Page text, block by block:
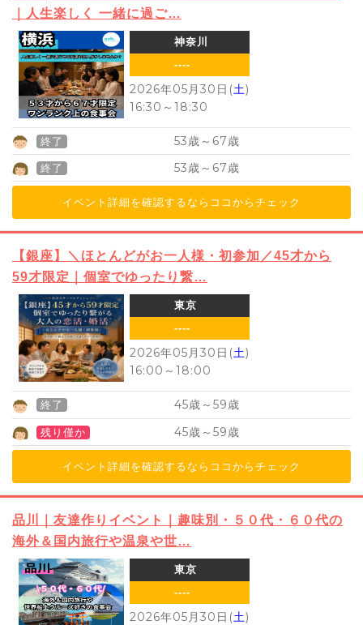
｜人生楽しく 一緒に過ご…
神奈川
----
2026年05月30日(土)
16:30 ～ 18:30
終了 53歳～ 67歳
終了 53歳～ 67歳
イベント詳細を確認するならココからチェック
【銀座】＼ほとんどがお一人様・初参加／45才から
59才限定｜個室でゆったり繋…
東京
----
2026年05月30日(土)
16:00 ～ 18:00
終了 45歳～ 59歳
残り僅か 45歳～ 59歳
イベント詳細を確認するならココからチェック
品川｜友達作りイベント｜趣味別・５０代・６０代の
海外＆国内旅行や温泉や世…
東京
----
2026年05月30日(土)